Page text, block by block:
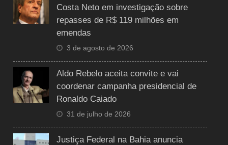
Costa Neto em investigação sobre
repasses de R$ 119 milhões em
emendas
3 de agosto de 2026
Aldo Rebelo aceita convite e vai
coordenar campanha presidencial de
Ronaldo Caiado
31 de julho de 2026
Justiça Federal na Bahia anuncia